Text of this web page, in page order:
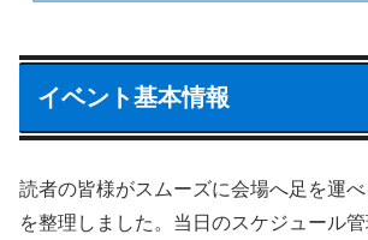
イベント基本情報
読者の皆様がスムーズに会場へ足を運
を整理しました。当日のスケジュール